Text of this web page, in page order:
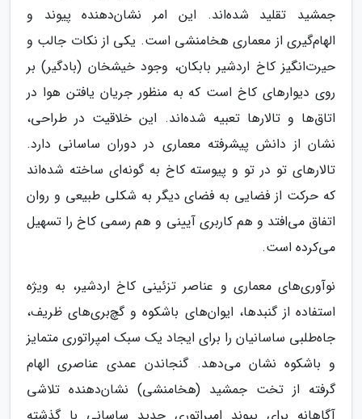
جمشید تقلید شده‌اند. این امر نشان‌دهنده پیوند و
الهام‌گیری از معماری هخامنشی است. یکی از نکات جالب و
حیرت‌انگیز کاخ اردشیر بابکان، وجود خیشخان (بادگیر) بر
روی دیوارهای کاخ است که به منظور جریان یافتن هوا در
اتاق‌ها و تالارها تعبیه شده‌اند. این خلاقیت در طراحی،
نشان از دانش پیشرفته معماری در دوران ساسانی دارد.
تالارهای تو در تو و پیوسته کاخ به گونه‌ای ساخته شده‌اند
که حرکت از فضایی به فضای دیگر به شکلی طبیعی و روان
اتفاق می‌افتد و هم کاربری آیینی و هم رسمی کاخ را تسهیل
می‌کرده است.
نوآوری‌های معماری و عناصر تزئینی کاخ اردشیر، به ویژه
استفاده از گنبدها، ایوان‌های باشکوه و گچ‌بری‌های ظریف،
جاه‌طلبی ساسانیان را برای ایجاد یک سبک امپراتوری متمایز
و باشکوه نشان می‌دهد. گنجاندن عمدی عناصری الهام
گرفته از تخت جمشید (هخامنشی) نشان‌دهنده تلاشی